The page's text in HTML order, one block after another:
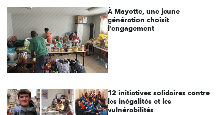
À Mayotte, une jeune
génération choisit
l'engagement
12 initiatives solidaires contre
les inégalités et les
vulnérabilités